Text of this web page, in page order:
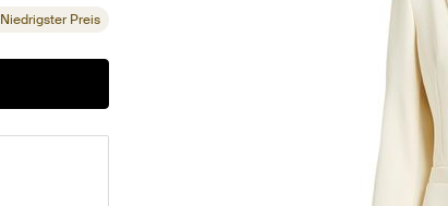
Niedrigster Preis